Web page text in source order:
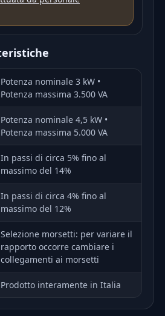
Potenza nominale 3 kW •
Potenza massima 3.500 VA
Potenza nominale 4,5 kW •
Potenza massima 5.000 VA
In passi di circa 5% fino al
massimo del 14%
In passi di circa 4% fino al
massimo del 12%
Selezione morsetti: per variare il
rapporto occorre cambiare i
collegamenti ai morsetti
Prodotto interamente in Italia